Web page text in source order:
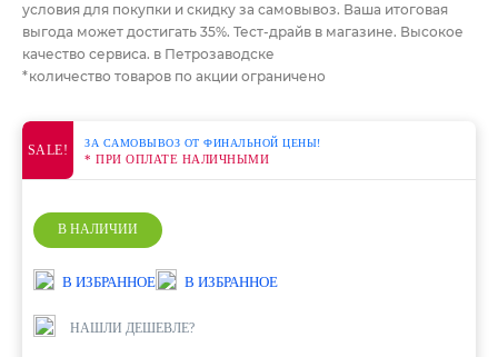
условия для покупки и скидку за самовывоз. Ваша итоговая
выгода может достигать 35%. Тест-драйв в магазине. Высокое
качество сервиса. в Петрозаводске
*количество товаров по акции ограничено
SALE! ЗА САМОВЫВОЗ ОТ ФИНАЛЬНОЙ ЦЕНЫ!
* ПРИ ОПЛАТЕ НАЛИЧНЫМИ
В НАЛИЧИИ
В ИЗБРАННОЕ В ИЗБРАННОЕ
НАШЛИ ДЕШЕВЛЕ?